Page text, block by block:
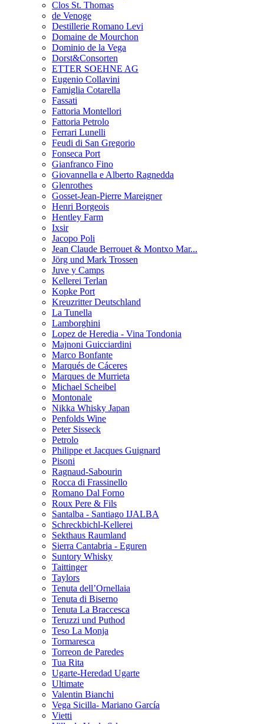
Clos St. Thomas
de Venoge
Destillerie Romano Levi
Domaine de Mourchon
Dominio de la Vega
Dorst&Consorten
ETTER SOEHNE AG
Eugenio Collavini
Famiglia Cotarella
Fassati
Fattoria Montellori
Fattoria Petrolo
Ferrari Lunelli
Feudi di San Gregorio
Fonseca Port
Gianfranco Fino
Giovannella e Alberto Ragnedda
Glenrothes
Gosset-Jean-Pierre Mareigner
Henri Borgeois
Hentley Farm
Ixsir
Jacopo Poli
Jean Claude Berrouet & Montxo Mar...
Jörg und Mark Trossen
Juve y Camps
Kellerei Terlan
Kopke Port
Kreuzritter Deutschland
La Tunella
Lamborghini
Lopez de Heredia - Vina Tondonia
Majnoni Guicciardini
Marco Bonfante
Marqués de Cáceres
Marques de Murrieta
Michael Scheibel
Montonale
Nikka Whisky Japan
Penfolds Wine
Peter Sisseck
Petrolo
Philippe et Jacques Guignard
Pisoni
Ragnaud-Sabourin
Rocca di Frassinello
Romano Dal Forno
Roux Pere & Fils
Santalba - Santiago IJALBA
Schreckbichl-Kellerei
Sekthaus Raumland
Sierra Cantabria - Eguren
Suntory Whisky
Taittinger
Taylors
Tenuta dell’Ornellaia
Tenuta di Biserno
Tenuta La Braccesca
Teruzzi und Puthod
Teso La Monja
Tormaresca
Torreon de Paredes
Tua Rita
Ugarte-Heredad Ugarte
Ultimate
Valentin Bianchi
Vega Sicilla- Mariano García
Vietti